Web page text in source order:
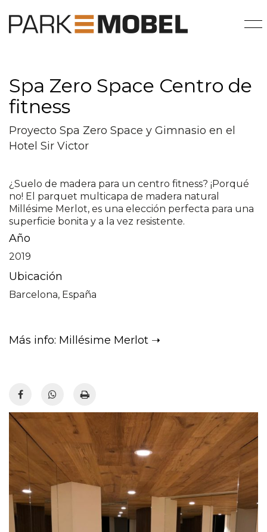
Spa Zero Space Centro de
fitness
Proyecto Spa Zero Space y Gimnasio en el
Hotel Sir Victor
¿Suelo de madera para un centro fitness? ¡Porqué
no! El parquet multicapa de madera natural
Millésime Merlot, es una elección perfecta para una
superficie bonita y a la vez resistente.
Año
2019
Ubicación
Barcelona, España
Más info: Millésime Merlot